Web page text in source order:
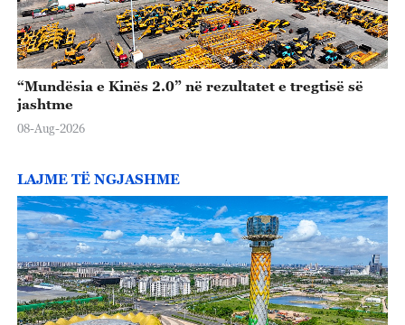
“Mundësia e Kinës 2.0” në rezultatet e tregtisë së
jashtme
08-Aug-2026
LAJME TË NGJASHME